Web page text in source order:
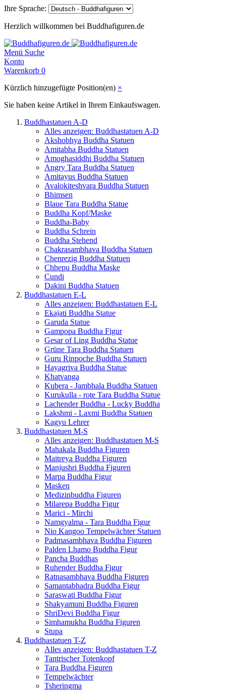
Ihre Sprache:
Herzlich willkommen bei Buddhafiguren.de
Menü Suche
Konto
Warenkorb 0
Kürzlich hinzugefügte Position(en) ×
Sie haben keine Artikel in Ihrem Einkaufswagen.
Buddhastatuen A-D
Alles anzeigen: Buddhastatuen A-D
Akshobhya Buddha Statuen
Amitabha Buddha Statuen
Amoghasiddhi Buddha Statuen
Angry Tara Buddha Statuen
Amitayus Buddha Statuen
Avalokiteshvara Buddha Statuen
Bhimsen
Blaue Tara Buddha Statue
Buddha Kopf/Maske
Buddha-Baby
Buddha Schrein
Buddha Stehend
Chakrasambhava Buddha Statuen
Chenrezig Buddha Statuen
Chhepu Buddha Maske
Cundi
Dakini Buddha Statuen
Buddhastatuen E-L
Alles anzeigen: Buddhastatuen E-L
Ekajati Buddha Statue
Garuda Statue
Gampopa Buddha Figur
Gesar of Ling Buddha Statue
Grüne Tara Buddha Statuen
Guru Rinpoche Buddha Statuen
Hayagriva Buddha Statue
Khatvanga
Kubera - Jambhala Buddha Statuen
Kurukulla - rote Tara Buddha Statue
Lachender Buddha - Lucky Buddha
Lakshmi - Laxmi Buddha Statuen
Kagyu Lehrer
Buddhastatuen M-S
Alles anzeigen: Buddhastatuen M-S
Mahakala Buddha Figuren
Maitreya Buddha Figuren
Manjushri Buddha Figuren
Marpa Buddha Figur
Masken
Medizinbuddha Figuren
Milarepa Buddha Figur
Marici - Mirchi
Namgyalma - Tara Buddha Figur
Nio Kangoo Tempelwächter Statuen
Padmasambhava Buddha Figuren
Palden Lhamo Buddha Figur
Pancha Buddhas
Ruhender Buddha Figur
Ratnasambhava Buddha Figuren
Samantabhadra Buddha Figur
Saraswati Buddha Figur
Shakyamuni Buddha Figuren
ShriDevi Buddha Figur
Simhamukha Buddha Figuren
Stupa
Buddhastatuen T-Z
Alles anzeigen: Buddhastatuen T-Z
Tantrischer Totenkopf
Tara Buddha Figuren
Tempelwächter
Tsheringma